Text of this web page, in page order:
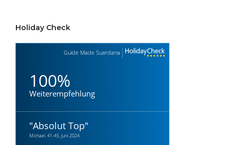
Holiday Check
Guide Made Suardana
100%
Weiterempfehlung
"Absolut Top"
Michael, 41-45, Juni 2024